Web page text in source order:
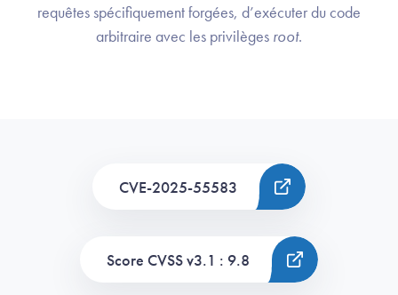
requêtes spécifiquement forgées, d’exécuter du code
arbitraire avec les privilèges root.
CVE-2025-55583
Score CVSS v3.1 : 9.8